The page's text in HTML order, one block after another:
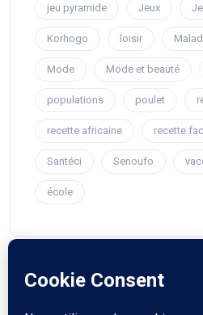
jeu pyramide Jeux
Korhogo loisir
Mode Mode et beauté
populations poulet
recette africaine recette
Santéci Senoufo
école